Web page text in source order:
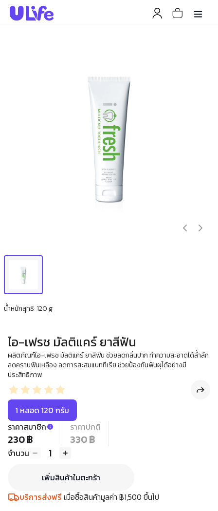
น้ำหนักสุทธิ: 120 g
ไอ-เฟรช มัลติแคร์ ยาสีฟัน
ผลิตภัณฑ์ไอ-เฟรช มัลติแคร์ ยาสีฟัน ช่วยลดกลิ่นปาก ทำความสะอาดได้ล้ำลึก
ลดคราบฟันเหลือง ลดการสะสมแบททีเรีย ช่วยป้องกันฟันผุได้อย่างมี
ประสิทธิภาพ
1 หลอด 120 กรัม
ราคาสมาชิก
230 ฿
ราคาปกติ
330 ฿
จำนวน 1
เพิ่มสินค้าในตะกร้า
บริการส่งฟรีเมื่อซื้อสินค้ามูลค่า ฿1,500 ขึ้นไป